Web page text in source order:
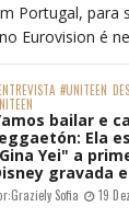
Portugal, para
Eurovision é
#UNITEEN
bailar e
Ela
Yei" a
gravada
Graziely Sofia 19